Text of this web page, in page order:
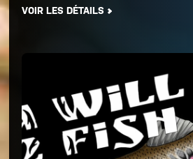
VOIR LES DÉTAILS